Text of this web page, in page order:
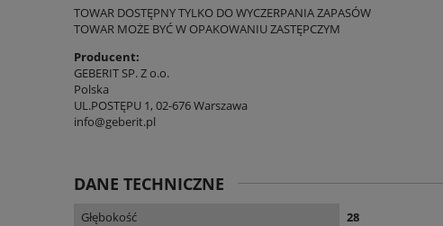
TOWAR DOSTĘPNY TYLKO DO WYCZERPANIA ZAPASÓW
TOWAR MOŻE BYĆ W OPAKOWANIU ZASTĘPCZYM
Producent:
GEBERIT SP. Z o.o.
Polska
UL.POSTĘPU 1, 02-676 Warszawa
info@geberit.pl
DANE TECHNICZNE
Głębokość
28